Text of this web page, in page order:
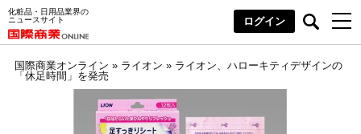
化粧品・日用品業界の
ニュースサイト
ログイン
国際商業オンライン » ライオン » ライオン、ハローキティデザインの
「休足時間」を発売